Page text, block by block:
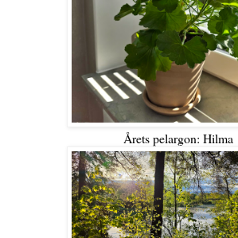
Årets pelargon: Hilma